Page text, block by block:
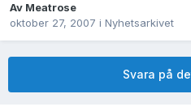
Av Meatrose
oktober 27, 2007 i Nyhetsarkivet
Svara på